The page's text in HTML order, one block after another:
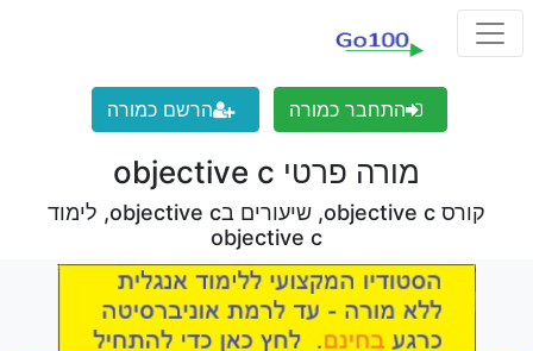
התחבר כמורה הרשם כמורה
מורה פרטי objective c
קורס objective c, שיעורים בobjective c, לימוד
objective c